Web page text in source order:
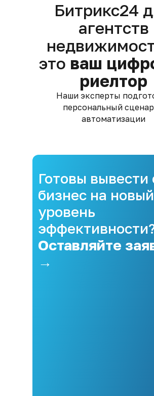
Битрикс24
агентств
это ваш
риелтор
Наши эксперты
персональный
автоматизации
Готовы вывести
бизнес на новый
уровень
Оставляйте
→